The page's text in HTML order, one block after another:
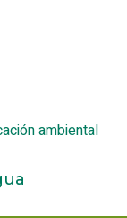
ambiental